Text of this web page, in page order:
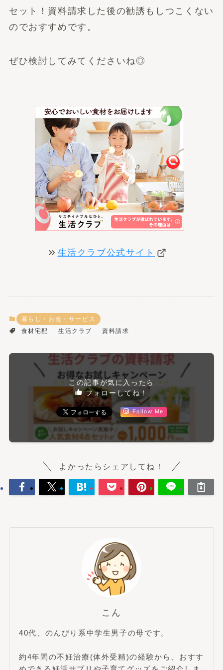
セット！資料請求した後の勧誘もしつこくない
のでおすすめです。
ぜひ検討してみてくださいね◎
生活クラブ公式サイト
暮らし・お金・サービス
食材宅配
生活クラブ 資料請求
この記事が気に入ったら
フォローしてね！
Follow Me
よかったらシェアしてね！
こん
40代、のんびり系中学生男子の母です。
約4年間の不妊治療(体外受精)の経験から、おすす